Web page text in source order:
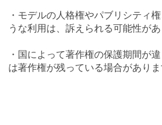
・モデルの人格権やパブリシティ
うな利用は、訴えられる可能性があ
・国によって著作権の保護期間が
は著作権が残っている場合がありま